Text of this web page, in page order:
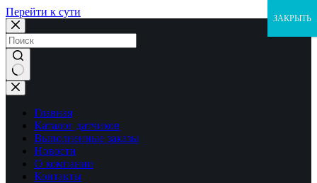
Перейти к сути
Ничего
не
найденоГлавная
Каталог датчиков
Выполненные заказы
Новости
О компании
Контакты
ЗАКРЫТЬ